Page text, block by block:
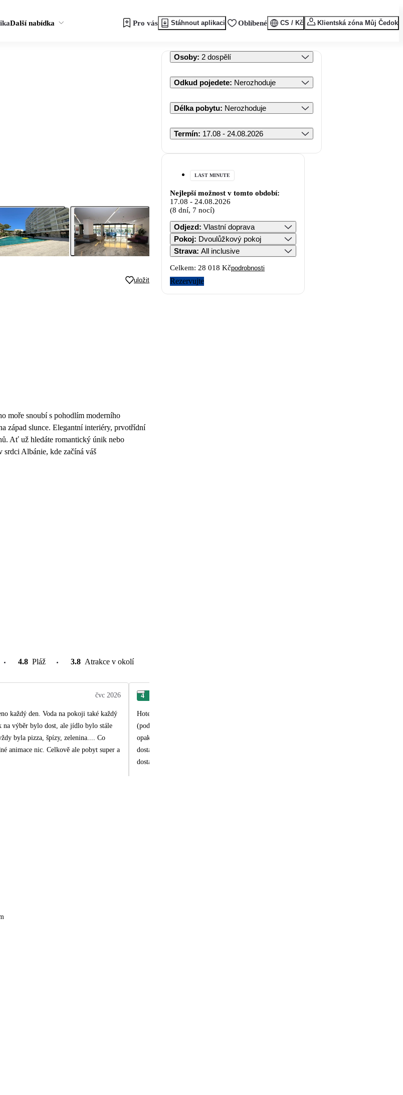
Další nabídka Pro vás Stáhnout aplikaci Oblíbené CS / Kč Klientská zóna Můj Čedok
uložit
moře snoubí s pohodlím moderního
západ slunce. Elegantní interiéry, prvotřídní
Ať už hledáte romantický únik nebo
srdci Albánie, kde začíná váš
4.8 Pláž 3.8 Atrakce v okolí
čvc 2026
každý den. Voda na pokoji také každý
na výběr bylo dost, ale jídlo bylo stále
byla pizza, špízy, zelenina.... Co
animace nic. Celkově ale pobyt super a
4
Hotel byl hezký a čistý. Bohužel jsme měli pokoj směrem na rychlostní silnici a i přes
(podotýkám, že zde každé auto troubí). Moře bylo krásné a na pláži jsme vždy našli místo.
opakovalo (snídaně každý den stejná a slané pečivo pouze jeden druh). Obědy i večeře
dostatečně teplé, ale bylo chuťově dobré :). Ledy bylo možné dostat pouze v čase od 10-22,
dostatek, takže se často stávalo, že nám ledy prostě nedali a museli jsme čekat. V okolí hotelu jsou bary, obchody a různé stánky.
Osoby: 2 dospělí
Odkud pojedete: Nerozhoduje
Délka pobytu: Nerozhoduje
Termín: 17.08 - 24.08.2026
LAST MINUTE
Nejlepší možnost v tomto období:
17.08 - 24.08.2026
(8 dní, 7 nocí)
Odjezd: Vlastní doprava
Pokoj: Dvoulůžkový pokoj
Strava: All inclusive
Celkem: 28 018 Kčpodrobnosti
Rezervujte